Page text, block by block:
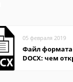
05 февраля 2019
Файл формата
DOCX: чем